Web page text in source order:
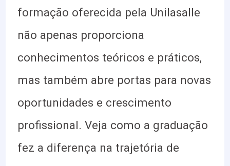
formação oferecida pela Unilasalle
não apenas proporciona
conhecimentos teóricos e práticos,
mas também abre portas para novas
oportunidades e crescimento
profissional. Veja como a graduação
fez a diferença na trajetória de